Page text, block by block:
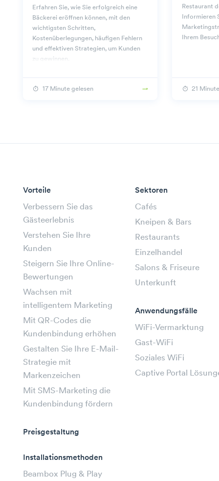
Erfahren Sie, wie Sie erfolgreich eine
Bäckerei eröffnen können, mit den
wichtigsten Schritten,
Kostenüberlegungen, häufigen Fehlern
und effektiven Strategien, um Kunden
zu gewinnen.
17 Minute gelesen
Restaurant
Informieren
Ihrem
21
Vorteile
Verbessern Sie das
Gästeerlebnis
Verstehen Sie Ihre
Kunden
Steigern Sie Ihre Online-
Bewertungen
Wachsen mit
intelligentem Marketing
Mit QR-Codes die
Kundenbindung erhöhen
Gestalten Sie Ihre E-Mail-
Strategie mit
Markenzeichen
Mit SMS-Marketing die
Kundenbindung fördern
Preisgestaltung
Installationsmethoden
Beambox Plug & Play
Sektoren
Cafés
Kneipen & Bars
Restaurants
Einzelhandel
Salons & Friseure
Unterkunft
Anwendungsfälle
WiFi-Vermarktung
Gast-WiFi
Soziales WiFi
Captive Portal